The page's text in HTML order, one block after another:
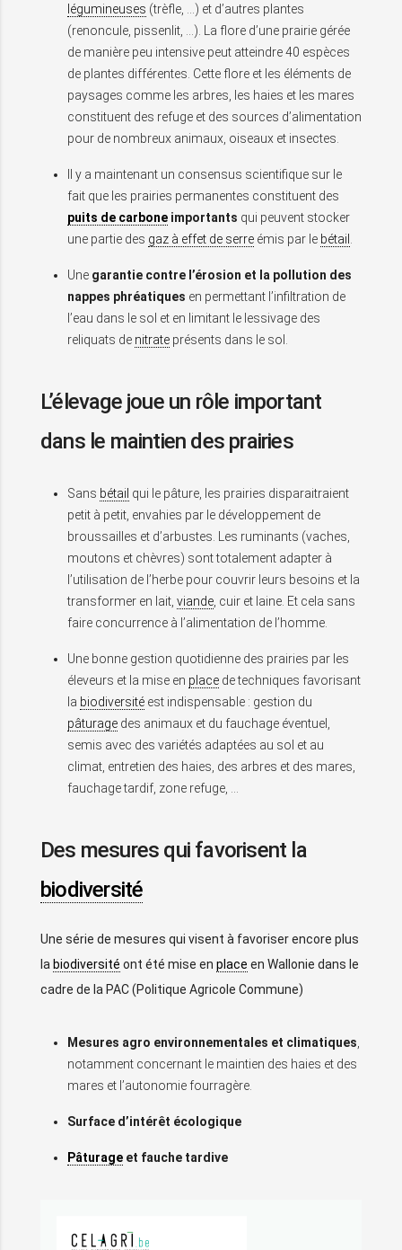
légumineuses (trèfle, …) et d’autres plantes
(renoncule, pissenlit, …). La flore d’une prairie gérée
de manière peu intensive peut atteindre 40 espèces
de plantes différentes. Cette flore et les éléments de
paysages comme les arbres, les haies et les mares
constituent des refuge et des sources d’alimentation
pour de nombreux animaux, oiseaux et insectes.
Il y a maintenant un consensus scientifique sur le
fait que les prairies permanentes constituent des
puits de carbone importants qui peuvent stocker
une partie des gaz à effet de serre émis par le bétail
Une garantie contre l’érosion et la pollution des
nappes phréatiques en permettant l’infiltration de
l’eau dans le sol et en limitant le lessivage des
reliquats de nitrate présents dans le sol.
L’élevage joue un rôle important
dans le maintien des prairies
Sans bétail qui le pâture, les prairies disparaitraient
petit à petit, envahies par le développement de
broussailles et d’arbustes. Les ruminants (vaches,
moutons et chèvres) sont totalement adapter à
l’utilisation de l’herbe pour couvrir leurs besoins et la
transformer en lait, viande , cuir et laine. Et cela sans
faire concurrence à l’alimentation de l’homme.
Une bonne gestion quotidienne des prairies par les
éleveurs et la mise en place de techniques favorisant
la biodiversité est indispensable : gestion du
pâturage des animaux et du fauchage éventuel,
semis avec des variétés adaptées au sol et au
climat, entretien des haies, des arbres et des mares,
fauchage tardif, zone refuge, …
Des mesures qui favorisent la
biodiversité
Une série de mesures qui visent à favoriser encore plus
la biodiversité ont été mise en place en Wallonie dans le
cadre de la PAC (Politique Agricole Commune)
Mesures agro environnementales et climatiques,
notamment concernant le maintien des haies et des
mares et l’autonomie fourragère.
Surface d’intérêt écologique
Pâturage et fauche tardive